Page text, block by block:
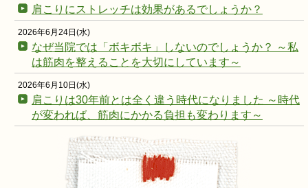
肩こりにストレッチは効果があるでしょうか？
2026年6月24日(水)
なぜ当院では「ボキボキ」しないのでしょうか？ ～私
は筋肉を整えることを大切にしています～
2026年6月10日(水)
肩こりは30年前とは全く違う時代になりました ～時代
が変われば、筋肉にかかる負担も変わります～